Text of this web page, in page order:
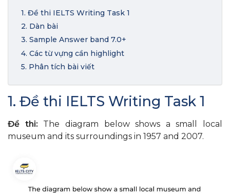
1. Đề thi IELTS Writing Task 1
2. Dàn bài
3. Sample Answer band 7.0+
4. Các từ vựng cần highlight
5. Phân tích bài viết
1. Đề thi IELTS Writing Task 1
Đề thi: The diagram below shows a small local
museum and its surroundings in 1957 and 2007.